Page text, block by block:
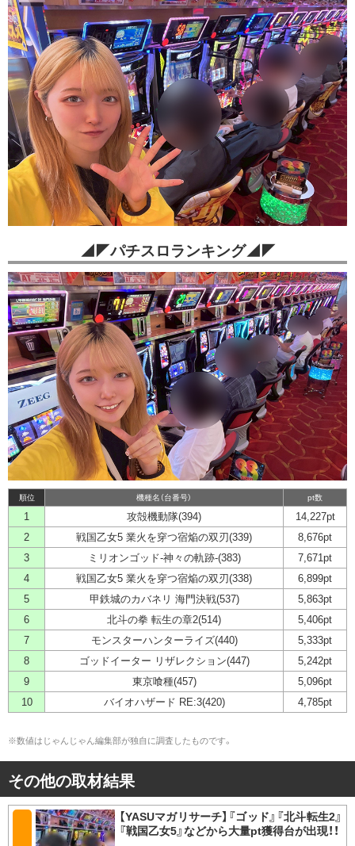
◢◤パチスロランキング◢◤
順位 機種名（台番号） pt数
1 攻殻機動隊(394)
14,227pt
2
戦国乙女5 業火を穿つ宿焔の双刃(339)
8,676pt
3
ミリオンゴッド-神々の軌跡-(383)
7,671pt
4
戦国乙女5 業火を穿つ宿焔の双刃(338)
6,899pt
5
甲鉄城のカバネリ 海門決戦(537)
5,863pt
6
北斗の拳 転生の章2(514)
5,406pt
7
モンスターハンターライズ(440)
5,333pt
8
ゴッドイーター リザレクション(447)
5,242pt
9
東京喰種(457)
5,096pt
10
バイオハザード RE:3(420) 4,785pt
※数値はじゃんじゃん編集部が独自に調査したものです。
その他の取材結果
【YASUマガリサーチ】『ゴッド』『北斗転生2』
『戦国乙女5』などから大量pt獲得台が出現！！